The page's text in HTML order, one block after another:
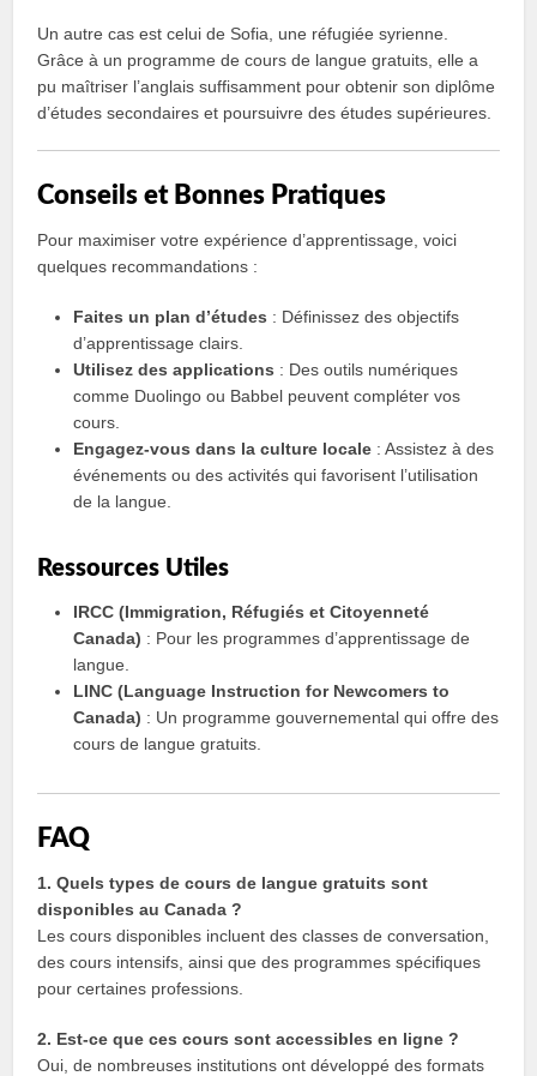
Un autre cas est celui de Sofia, une réfugiée syrienne.
Grâce à un programme de cours de langue gratuits, elle a
pu maîtriser l’anglais suffisamment pour obtenir son diplôme
d’études secondaires et poursuivre des études supérieures.
Conseils et Bonnes Pratiques
Pour maximiser votre expérience d’apprentissage, voici
quelques recommandations :
Faites un plan d’études : Définissez des objectifs
d’apprentissage clairs.
Utilisez des applications : Des outils numériques
comme Duolingo ou Babbel peuvent compléter vos
cours.
Engagez-vous dans la culture locale : Assistez à des
événements ou des activités qui favorisent l’utilisation
de la langue.
Ressources Utiles
IRCC (Immigration, Réfugiés et Citoyenneté
Canada) : Pour les programmes d’apprentissage de
langue.
LINC (Language Instruction for Newcomers to
Canada) : Un programme gouvernemental qui offre des
cours de langue gratuits.
FAQ
1. Quels types de cours de langue gratuits sont
disponibles au Canada ?
Les cours disponibles incluent des classes de conversation,
des cours intensifs, ainsi que des programmes spécifiques
pour certaines professions.
2. Est-ce que ces cours sont accessibles en ligne ?
Oui, de nombreuses institutions ont développé des formats